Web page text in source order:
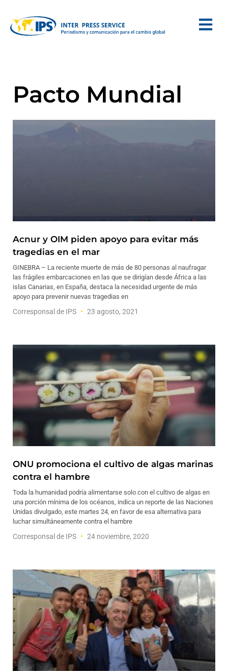
Pacto Mundial
Acnur y OIM piden apoyo para evitar más
tragedias en el mar
GINEBRA – La reciente muerte de más de 80 personas al naufragar
las frágiles embarcaciones en las que se dirigían desde África a las
islas Canarias, en España, destaca la necesidad urgente de más
apoyo para prevenir nuevas tragedias en
Corresponsal de IPS 23 agosto, 2021
ONU promociona el cultivo de algas marinas
contra el hambre
Toda la humanidad podría alimentarse solo con el cultivo de algas en
una porción mínima de los océanos, indica un reporte de las Naciones
Unidas divulgado, este martes 24, en favor de esa alternativa para
luchar simultáneamente contra el hambre
Corresponsal de IPS 24 noviembre, 2020